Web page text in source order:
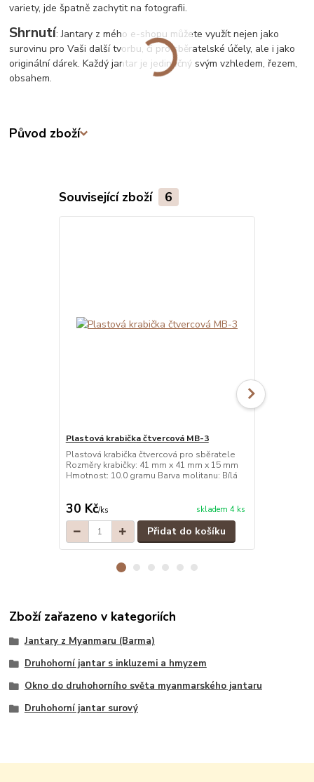
variety, jde špatně zachytit na fotografii.
Shrnutí: Jantary z mého e-shopu můžete využít nejen jako
surovinu pro Vaši další tvorbu, či pro sběratelské účely, ale i jako
originální dárek. Každý jantar je jedinečný svým vzhledem, řezem,
obsahem.
Původ zboží
Související zboží 6
Plastová krabička čtvercová MB-3
Plastová krabička čtvercová pro sběratele
Rozměry krabičky: 41 mm x 41 mm x 15 mm
Hmotnost: 10.0 gramu Barva molitanu: Bílá
30 Kč/ks skladem 4 ks
Přidat do košíku
Zboží zařazeno v kategoriích
Jantary z Myanmaru (Barma)
Druhohorní jantar s inkluzemi a hmyzem
Okno do druhohorního světa myanmarského jantaru
Druhohorní jantar surový